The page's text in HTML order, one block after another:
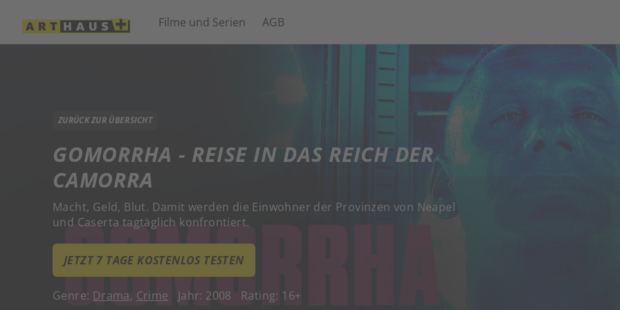
Filme und Serien AGB
ZURÜCK ZUR ÜBERSICHT
GOMORRHA - REISE IN DAS REICH DER
CAMORRA
Macht, Geld, Blut. Damit werden die Einwohner der Provinzen von Neapel
und Caserta tagtäglich konfrontiert.
JETZT 7 TAGE KOSTENLOS TESTEN
Genre: Drama, Crime Jahr: 2008 Rating: 16+